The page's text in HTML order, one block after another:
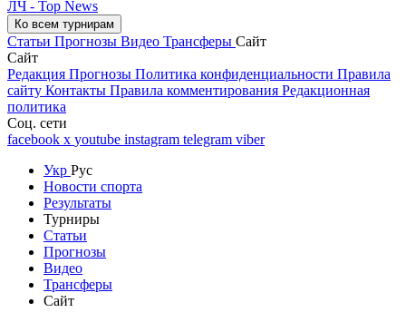
ЛЧ - Top News
Ко всем турнирам
Статьи Прогнозы Видео Трансферы Сайт
Сайт
Редакция Прогнозы Политика конфиденциальности Правила
сайту Контакты Правила комментирования Редакционная
политика
Соц. сети
facebook x youtube instagram telegram viber
Укр Рус
Новости спорта
Результаты
Турниры
Статьи
Прогнозы
Видео
Трансферы
Сайт